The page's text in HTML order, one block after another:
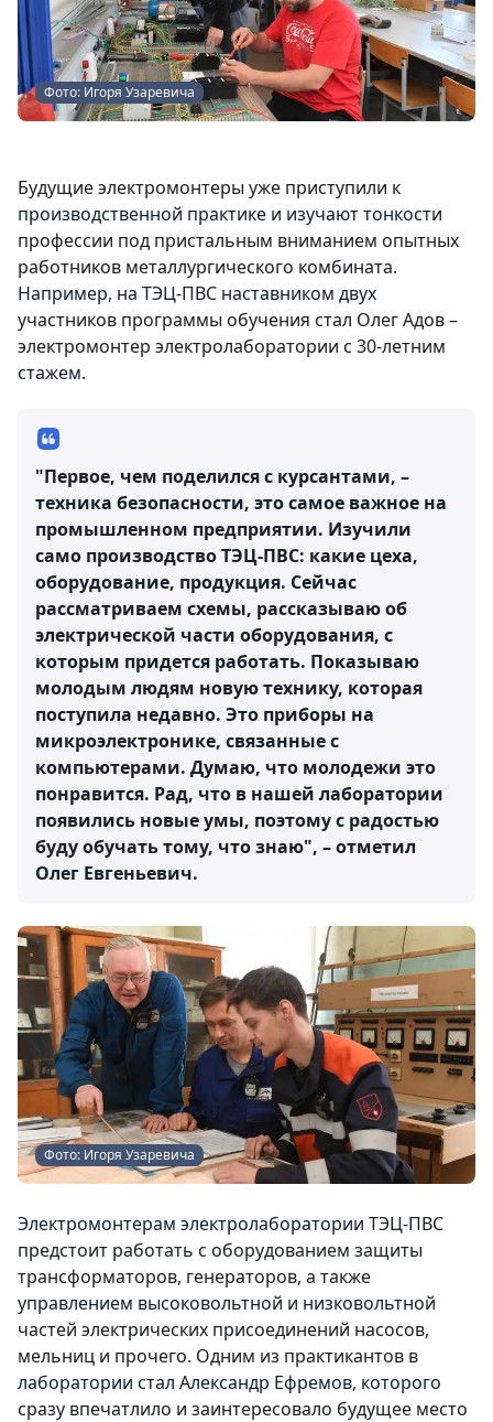
Фото: Игоря Узаревича
Будущие электромонтеры уже приступили к
производственной практике и изучают тонкости
профессии под пристальным вниманием опытных
работников металлургического комбината.
Например, на ТЭЦ-ПВС наставником двух
участников программы обучения стал Олег Адов –
электромонтер электролаборатории с 30-летним
стажем.
"Первое, чем поделился с курсантами, –
техника безопасности, это самое важное на
промышленном предприятии. Изучили
само производство ТЭЦ-ПВС: какие цеха,
оборудование, продукция. Сейчас
рассматриваем схемы, рассказываю об
электрической части оборудования, с
которым придется работать. Показываю
молодым людям новую технику, которая
поступила недавно. Это приборы на
микроэлектронике, связанные с
компьютерами. Думаю, что молодежи это
понравится. Рад, что в нашей лаборатории
появились новые умы, поэтому с радостью
буду обучать тому, что знаю", – отметил
Олег Евгеньевич.
Фото: Игоря Узаревича
Электромонтерам электролаборатории ТЭЦ-ПВС
предстоит работать с оборудованием защиты
трансформаторов, генераторов, а также
управлением высоковольтной и низковольтной
частей электрических присоединений насосов,
мельниц и прочего. Одним из практикантов в
лаборатории стал Александр Ефремов, которого
сразу впечатлило и заинтересовало будущее место